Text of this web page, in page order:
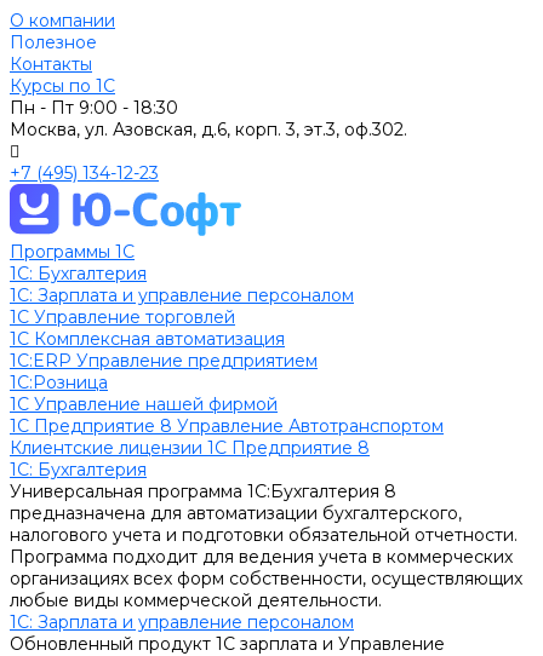
О компании
Полезное
Контакты
Курсы по 1С
Пн - Пт 9:00 - 18:30
Москва, ул. Азовская, д.6, корп. 3, эт.3, оф.302.
+7 (495) 134-12-23
Программы 1С
1C: Бухгалтерия
1С: Зарплата и управление персоналом
1С Управление торговлей
1С Комплексная автоматизация
1С:ERP Управление предприятием
1С:Розница
1С Управление нашей фирмой
1С Предприятие 8 Управление Автотранспортом
Клиентские лицензии 1С Предприятие 8
1C: Бухгалтерия
Универсальная программа 1С:Бухгалтерия 8
предназначена для автоматизации бухгалтерского,
налогового учета и подготовки обязательной отчетности.
Программа подходит для ведения учета в коммерческих
организациях всех форм собственности, осуществляющих
любые виды коммерческой деятельности.
1С: Зарплата и управление персоналом
Обновленный продукт 1С зарплата и Управление